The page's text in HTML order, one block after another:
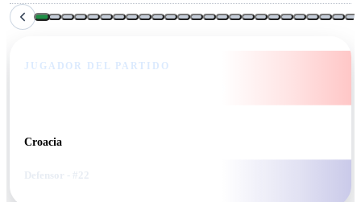
JUGADOR DEL PARTIDO
Croacia
Defensor - #22